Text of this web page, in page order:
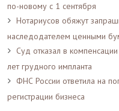
по-новому с 1 сентября
Нотариусов обяжут
наследодателем ценными
Суд отказал в
лет грудного импланта
ФНС России ответила на
регистрации бизнеса